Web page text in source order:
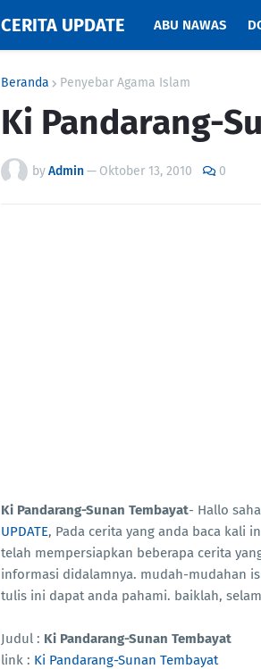
CERITA UPDATE ABU NAWAS
Beranda Penyebar Agama Islam
Ki Pandarang-
byAdmin— Oktober 13, 2010 0
Ki Pandarang-Sunan Tembayat- Hallo
UPDATE, Pada cerita yang anda baca kali
telah mempersiapkan beberapa cerita
informasi didalamnya. mudah-mudahan
tulis ini dapat anda pahami. baiklah,
Judul : Ki Pandarang-Sunan Tembayat
link : Ki Pandarang-Sunan Tembayat